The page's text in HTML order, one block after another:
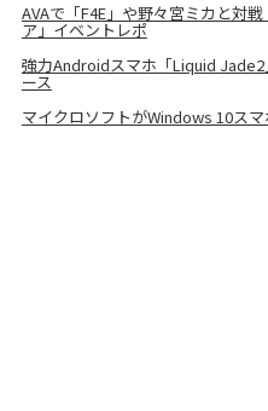
AVAで「F4E」や野々宮ミカと対
ア」イベントレポ
強力Androidスマホ「Liquid
ース
マイクロソフトがWindows 10スマ